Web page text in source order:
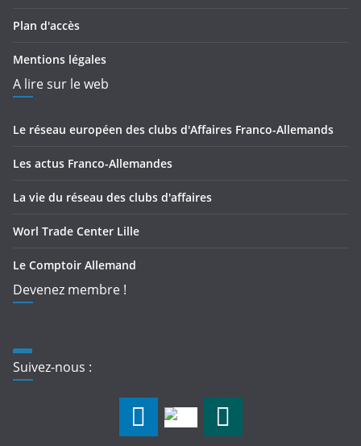
Plan d'accès
Mentions légales
A lire sur le web
Le réseau européen des clubs d'Affaires Franco-Allemands
Les actus Franco-Allemandes
La vie du réseau des clubs d'affaires
Worl Trade Center Lille
Le Comptoir Allemand
Devenez membre !
Suivez-nous :